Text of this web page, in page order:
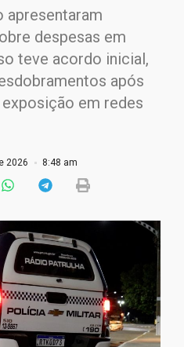
apresentaram
despesas em
teve acordo inicial,
após
em redes
2026 8:48 am